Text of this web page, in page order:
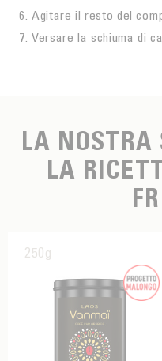
Agitare il resto del
Versare la schiuma di
LA NOSTRA
LA
250g